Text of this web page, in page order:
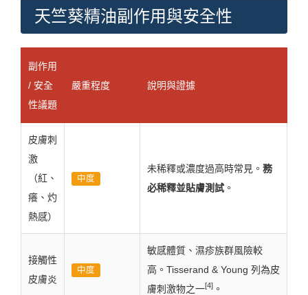
天竺葵精油副作用與安全性
副作用
/ 安全
性議題
嚴重程度 說明與證據
皮膚刺
激
（紅、
癢、灼
熱感）
中度
未稀釋或濃度過高時常見。 務
必稀釋並貼膚測試 。
接觸性
皮膚炎
中度
敏感體質、濕疹族群風險較
高。Tisserand & Young 列為皮
膚刺激物之一[4] 。